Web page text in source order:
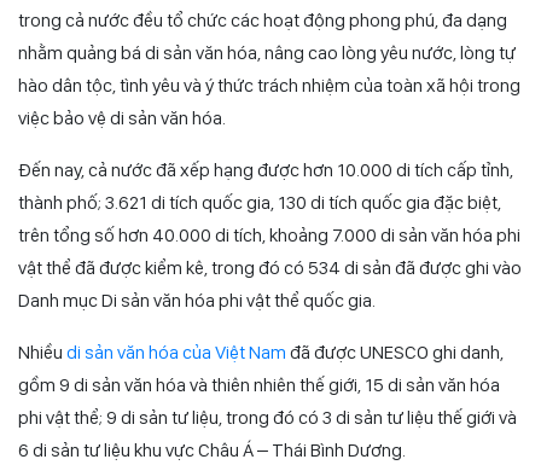
trong cả nước đều tổ chức các hoạt động phong phú, đa dạng
nhằm quảng bá di sản văn hóa, nâng cao lòng yêu nước, lòng tự
hào dân tộc, tình yêu và ý thức trách nhiệm của toàn xã hội trong
việc bảo vệ di sản văn hóa.
Đến nay, cả nước đã xếp hạng được hơn 10.000 di tích cấp tỉnh,
thành phố; 3.621 di tích quốc gia, 130 di tích quốc gia đặc biệt,
trên tổng số hơn 40.000 di tích, khoảng 7.000 di sản văn hóa phi
vật thể đã được kiểm kê, trong đó có 534 di sản đã được ghi vào
Danh mục Di sản văn hóa phi vật thể quốc gia.
Nhiều di sản văn hóa của Việt Nam đã được UNESCO ghi danh,
gồm 9 di sản văn hóa và thiên nhiên thế giới, 15 di sản văn hóa
phi vật thể; 9 di sản tư liệu, trong đó có 3 di sản tư liệu thế giới và
6 di sản tư liệu khu vực Châu Á – Thái Bình Dương.